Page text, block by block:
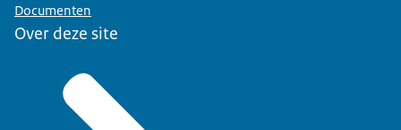
Documenten
Over deze site